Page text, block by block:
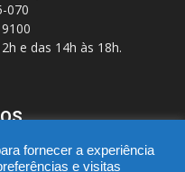
070
e das 14h às 18h.
fornecer a experiência
e visitas